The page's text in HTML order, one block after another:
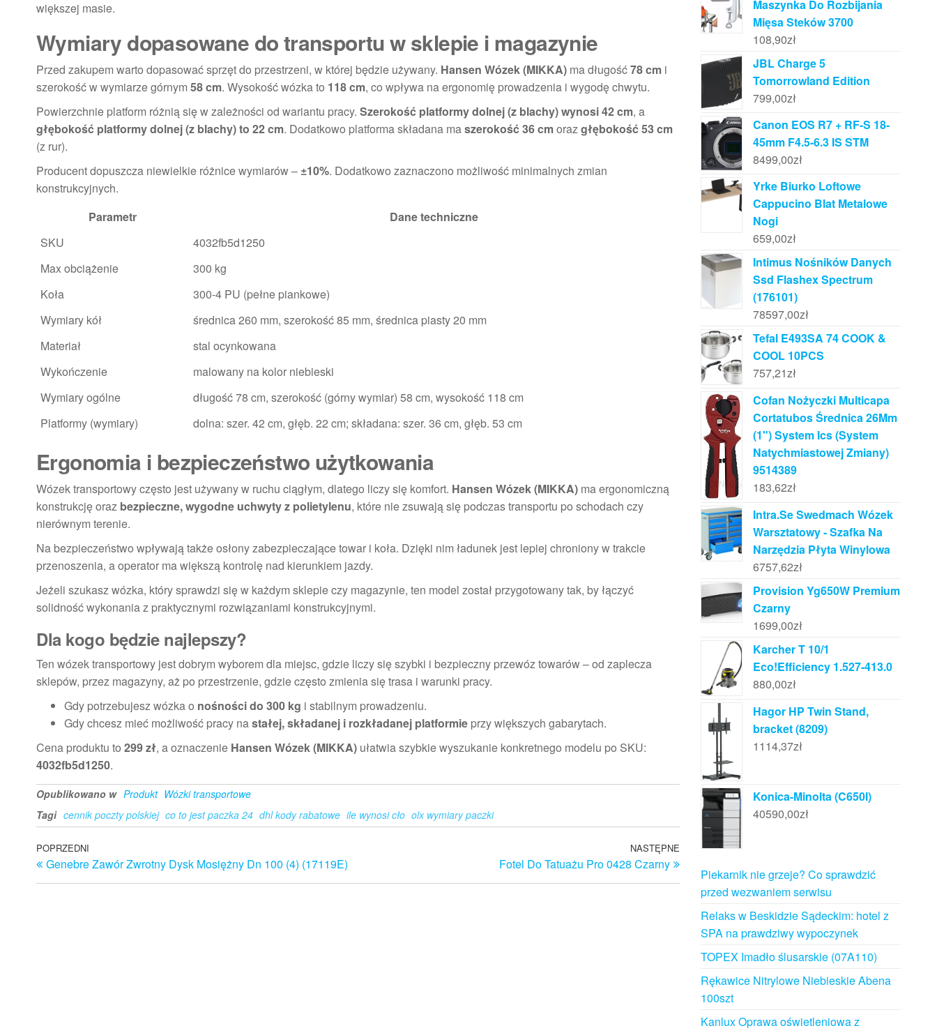
większej masie.
Wymiary dopasowane do transportu w sklepie i magazynie
Przed zakupem warto dopasować sprzęt do przestrzeni, w której będzie używany. Hansen Wózek (MIKKA) ma długość78 cm i
szerokość w wymiarze górnym 58 cm. Wysokość wózka to 118 cm, co wpływa na ergonomię prowadzenia i wygodę chwytu.
Powierzchnie platform różnią się w zależności od wariantu pracy. Szerokość platformy dolnej (z blachy) wynosi 42 cm, a
głębokość platformy dolnej (z blachy) to 22 cm. Dodatkowo platforma składana maszerokość 36 cmorazgłębokość 53 cm
(z rur).
Producent dopuszcza niewielkie różnice wymiarów – ±10%. Dodatkowo zaznaczono możliwość minimalnych zmian
konstrukcyjnych.
Parametr
Dane techniczne
SKU
4032fb5d1250
Max obciążenie
300 kg
Koła
300-4 PU (pełne piankowe)
Wymiary kół
średnica 260 mm, szerokość 85 mm, średnica piasty 20 mm
Materiał
stal ocynkowana
Wykończenie
malowany na kolor niebieski
Wymiary ogólne
długość 78 cm, szerokość (górny wymiar) 58 cm, wysokość 118 cm
Platformy (wymiary)
dolna: szer. 42 cm, głęb. 22 cm; składana: szer. 36 cm, głęb. 53 cm
Ergonomia i bezpieczeństwo użytkowania
Wózek transportowy często jest używany w ruchu ciągłym, dlatego liczy się komfort. Hansen Wózek (MIKKA) ma ergonomiczną
konstrukcję oraz bezpieczne, wygodne uchwyty z polietylenu, które nie zsuwają się podczas transportu po schodach czy
nierównym terenie.
Na bezpieczeństwo wpływają także osłony zabezpieczające towar i koła. Dzięki nim ładunek jest lepiej chroniony w trakcie
przenoszenia, a operator ma większą kontrolę nad kierunkiem jazdy.
Jeżeli szukasz wózka, który sprawdzi się w każdym sklepie czy magazynie, ten model został przygotowany tak, by łączyć
solidność wykonania z praktycznymi rozwiązaniami konstrukcyjnymi.
Dla kogo będzie najlepszy?
Ten wózek transportowy jest dobrym wyborem dla miejsc, gdzie liczy się szybki i bezpieczny przewóz towarów – od zaplecza
sklepów, przez magazyny, aż po przestrzenie, gdzie często zmienia się trasa i warunki pracy.
Gdy potrzebujesz wózka o nośności do 300 kg i stabilnym prowadzeniu.
Gdy chcesz mieć możliwość pracy nastałej, składanej i rozkładanej platformie przy większych gabarytach.
Cena produktu to 299 zł, a oznaczenie Hansen Wózek (MIKKA) ułatwia szybkie wyszukanie konkretnego modelu po SKU:
4032fb5d1250.
Opublikowano w Produkt Wózki transportowe
Tagi cennik poczty polskiej co to jest paczka 24 dhl kody rabatowe ile wynosi cło olx wymiary paczki
Nawigacja
wpisu
Poprzedni
wpis
POPRZEDNI
Genebre Zawór Zwrotny Dysk Mosiężny Dn 100 (4) (17119E)
Następny
wpis
NASTĘPNE
Fotel Do Tatuażu Pro 0428 Czarny
Maszynka Do Rozbijania
Mięsa Steków 3700
108,90zł
JBL Charge 5
Tomorrowland Edition
799,00zł
Canon EOS R7 + RF-S 18-
45mm F4.5-6.3 IS STM
8499,00zł
Yrke Biurko Loftowe
Cappucino Blat Metalowe
Nogi
659,00zł
Intimus Nośników Danych
Ssd Flashex Spectrum
(176101)
78597,00zł
Tefal E493SA 74 COOK &
COOL 10PCS
757,21zł
Cofan Nożyczki Multicapa
Cortatubos Średnica 26Mm
(1") System Ics (System
Natychmiastowej Zmiany)
9514389
183,62zł
Intra.Se Swedmach Wózek
Warsztatowy - Szafka Na
Narzędzia Płyta Winylowa
6757,62zł
Provision Yg650W Premium
Czarny
1699,00zł
Karcher T 10/1
Eco!Efficiency 1.527-413.0
880,00zł
Hagor HP Twin Stand,
bracket (8209)
1114,37zł
Konica-Minolta (C650I)
40590,00zł
Piekarnik nie grzeje? Co sprawdzić
przed wezwaniem serwisu
Relaks w Beskidzie Sądeckim: hotel z
SPA na prawdziwy wypoczynek
TOPEX Imadło ślusarskie (07A110)
Rękawice Nitrylowe Niebieskie Abena
100szt
Kanlux Oprawa oświetleniowa z